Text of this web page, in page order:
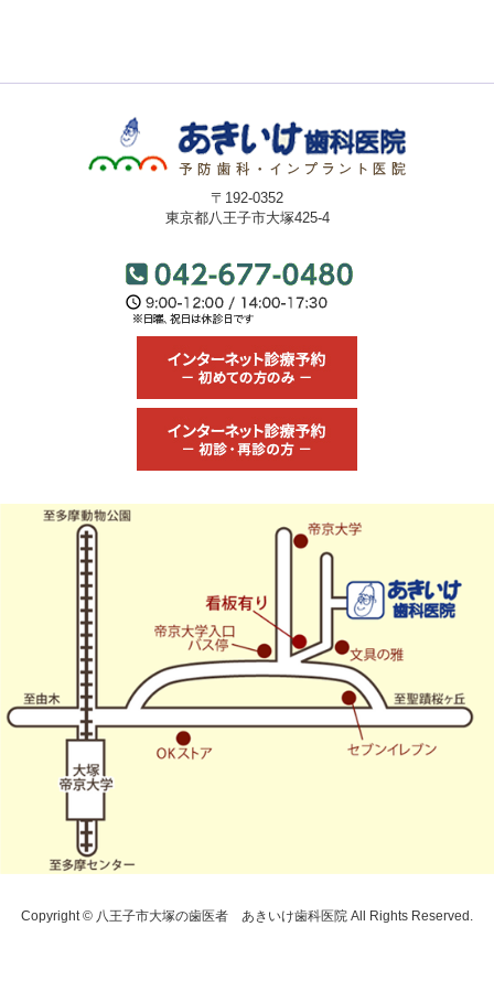
〒192-0352
東京都八王子市大塚425-4
Copyright © 八王子市大塚の歯医者 あきいけ歯科医院 All Rights Reserved.